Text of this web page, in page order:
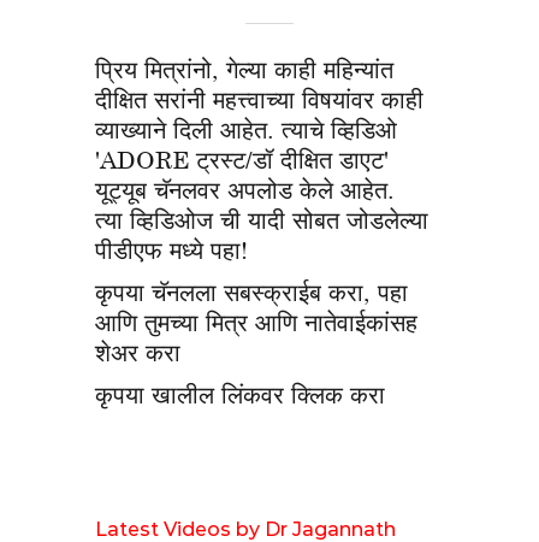
प्रिय मित्रांनो, गेल्या काही महिन्यांत
दीक्षित सरांनी महत्त्वाच्या विषयांवर काही
व्याख्याने दिली आहेत. त्याचे व्हिडिओ
'ADORE ट्रस्ट/डॉ दीक्षित डाएट'
यूट्यूब चॅनलवर अपलोड केले आहेत.
त्या व्हिडिओज ची यादी सोबत जोडलेल्या
पीडीएफ मध्ये पहा!
कृपया चॅनलला सबस्क्राईब करा, पहा
आणि तुमच्या मित्र आणि नातेवाईकांसह
शेअर करा
कृपया खालील लिंकवर क्लिक करा
Latest Videos by Dr Jagannath